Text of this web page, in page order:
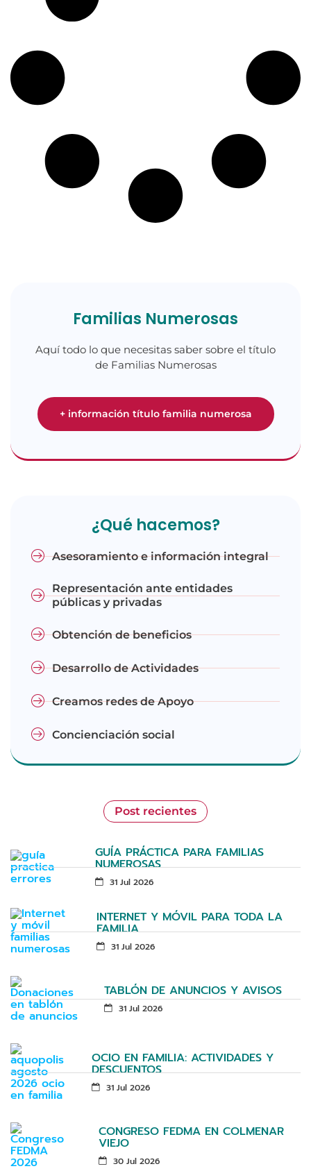
Familias Numerosas
Aquí todo lo que necesitas saber sobre el título
de Familias Numerosas
+ información título familia numerosa
¿Qué hacemos?
Asesoramiento e información integral
Representación ante entidades
públicas y privadas
Obtención de beneficios
Desarrollo de Actividades
Creamos redes de Apoyo
Concienciación social
Post recientes
GUÍA PRÁCTICA PARA FAMILIAS
NUMEROSAS
31 Jul 2026
INTERNET Y MÓVIL PARA TODA LA
FAMILIA
31 Jul 2026
TABLÓN DE ANUNCIOS Y AVISOS
31 Jul 2026
OCIO EN FAMILIA: ACTIVIDADES Y
DESCUENTOS
31 Jul 2026
CONGRESO FEDMA EN COLMENAR
VIEJO
30 Jul 2026